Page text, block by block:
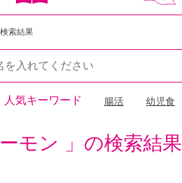
索結果
人気キーワード 腸活 幼児食
モン 」の検索結果